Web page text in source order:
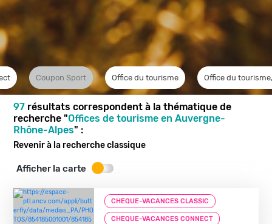
Coupon Sport Office du tourisme Office du
97 résultats correspondent à la thématique de
recherche "Offices de tourisme en Auvergne-
Rhône-Alpes" :
Revenir à la recherche classique
Afficher la carte
CHEQUE-VACANCES CLASSIC
CHEQUE-VACANCES CONNECT